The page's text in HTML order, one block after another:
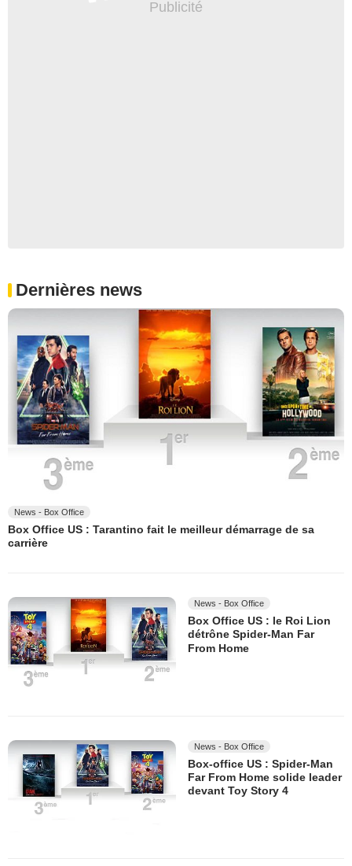
Dernières news
News - Box Office
Box Office US : Tarantino fait le meilleur démarrage de sa
carrière
News - Box Office
Box Office US : le Roi Lion
détrône Spider-Man Far
From Home
News - Box Office
Box-office US : Spider-Man
Far From Home solide leader
devant Toy Story 4